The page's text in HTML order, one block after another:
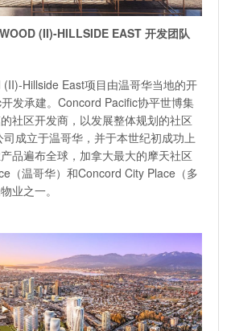
(II)-HILLSIDE EAST 开发团队
Hillside East项目由温哥华当地的开
发承建。Concord Pacific协平世博集
社区开发商，以发展整体规划的社区
成立于温哥华，并于本世纪初成功上
品遍布全球，加拿大最大的摩天社区
（温哥华）和Concord City Place（多
业之一。